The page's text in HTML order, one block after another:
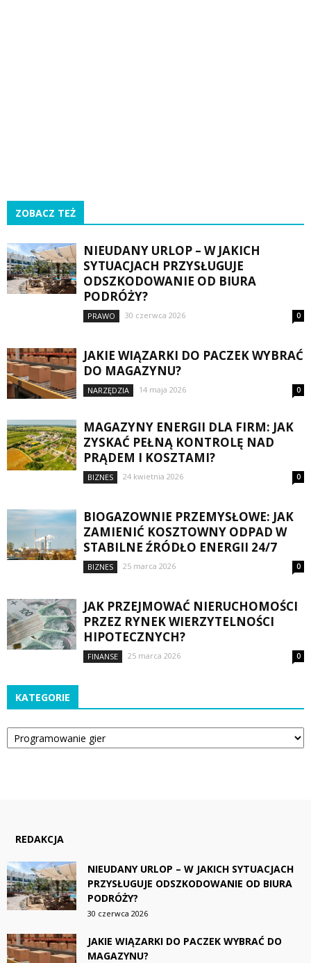
ZOBACZ TEŻ
NIEUDANY URLOP – W JAKICH
SYTUACJACH PRZYSŁUGUJE
ODSZKODOWANIE OD BIURA
PODRÓŻY?
PRAWO 30 czerwca 2026 0
JAKIE WIĄZARKI DO PACZEK WYBRAĆ
DO MAGAZYNU?
NARZĘDZIA 14 maja 2026 0
MAGAZYNY ENERGII DLA FIRM: JAK
ZYSKAĆ PEŁNĄ KONTROLĘ NAD
PRĄDEM I KOSZTAMI?
BIZNES 24 kwietnia 2026 0
BIOGAZOWNIE PRZEMYSŁOWE: JAK
ZAMIENIĆ KOSZTOWNY ODPAD W
STABILNE ŹRÓDŁO ENERGII 24/7
BIZNES 25 marca 2026 0
JAK PRZEJMOWAĆ NIERUCHOMOŚCI
PRZEZ RYNEK WIERZYTELNOŚCI
HIPOTECZNYCH?
FINANSE 25 marca 2026 0
KATEGORIE
Kategorie
REDAKCJA
NIEUDANY URLOP – W JAKICH SYTUACJACH
PRZYSŁUGUJE ODSZKODOWANIE OD BIURA
PODRÓŻY?
30 czerwca 2026
JAKIE WIĄZARKI DO PACZEK WYBRAĆ DO
MAGAZYNU?